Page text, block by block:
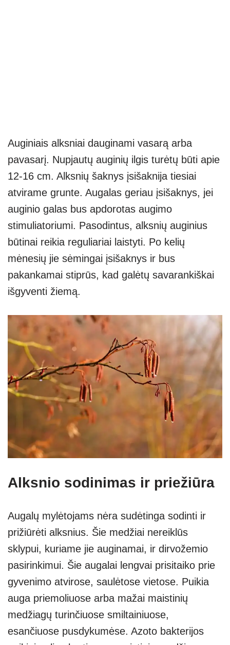
Auginiais alksniai dauginami vasarą arba
pavasarį. Nupjautų auginių ilgis turėtų būti apie
12-16 cm. Alksnių šaknys įsišaknija tiesiai
atvirame grunte. Augalas geriau įsišaknys, jei
auginio galas bus apdorotas augimo
stimuliatoriumi. Pasodintus, alksnių auginius
būtinai reikia reguliariai laistyti. Po kelių
mėnesių jie sėmingai įsišaknys ir bus
pakankamai stiprūs, kad galėtų savarankiškai
išgyventi žiemą.
Alksnio sodinimas ir priežiūra
Augalų mylėtojams nėra sudėtinga sodinti ir
prižiūrėti alksnius. Šie medžiai nereiklūs
sklypui, kuriame jie auginamai, ir dirvožemio
pasirinkimui. Šie augalai lengvai prisitaiko prie
gyvenimo atvirose, saulėtose vietose. Puikia
auga priemoliuose arba mažai maistinių
medžiagų turinčiuose smiltainiuose,
esančiuose pusdykumėse. Azoto bakterijos